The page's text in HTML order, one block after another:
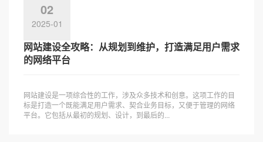
02
2025-01
网站建设全攻略：从规划到维护，打造满足用户需求
的网络平台
网站建设是一项综合性的工作，涉及众多技术和创意。这项工作的目
标是打造一个既能满足用户需求、契合业务目标，又便于管理的网络
平台。它包括从最初的规划、设计，到最后的...